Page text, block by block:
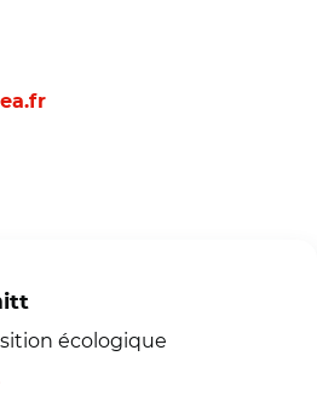
écologique